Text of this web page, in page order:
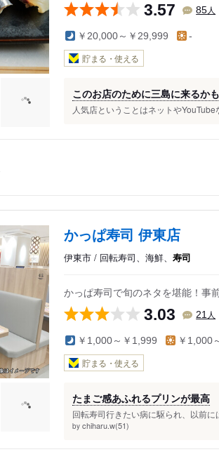
3.57 85人
￥20,000～￥29,999 -
貯まる・使える
このお店のために三島に来るかも
人気店ということはネットや
かっぱ寿司 伊東店
伊東市 / 回転寿司、海鮮、 寿司
かっぱ寿司で旬のネタを堪能！事
3.03 21 人
￥1,000～￥1,999 ￥1,000
貯まる・使える
たまご感あふれるプリンが最高
回転寿司行きたい病に駆られ、以前
by chiharu.w(51)